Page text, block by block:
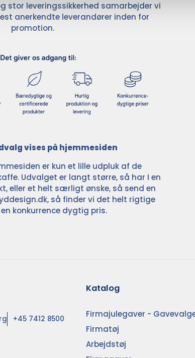
stor leveringssikkerhed samarbejder vi
anerkendte leverandører inden for
promotion.
vises på hjemmesiden
er kun et lille udpluk af de
Udvalget er langt større, så har I en
eller et helt særligt ønske, så send en
, så finder vi det helt rigtige
konkurrence dygtig pris.
+45 7412 8500
Katalog
Firmajulegaver -
Firmatøj
Arbejdstøj